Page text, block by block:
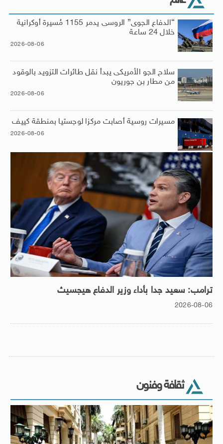
“الدفاع الجوى” الروسى يدمر 1155 مُسيرة أوكرانية
خلال 24 ساعة
2026-08-06
سلاح الجو الأمريكى يبدأ نقل طائرات التزويد بالوقود
من مطار بن جوريون
2026-08-06
مسيرات روسية أصابت مركزا لوجستيا بمنطقة كييف
2026-08-06
ترامب: سعيد جدا بأداء وزير الدفاع هيجسيث
2026-08-06
ثقافة وفنون